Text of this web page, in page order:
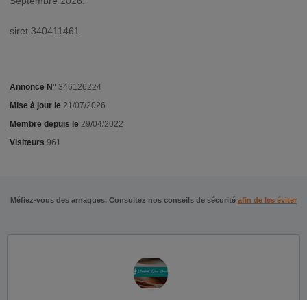
siret 340411461
Annonce N° 346126224
Mise à jour le 21/07/2026
Membre depuis le 29/04/2022
Visiteurs 961
Méfiez-vous des arnaques. Consultez nos conseils de sécurité afin de les éviter